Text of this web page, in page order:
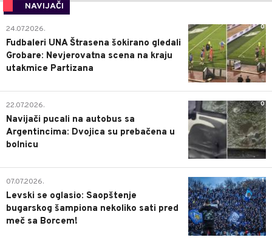
NAVIJAČI
0
24.07.2026.
Fudbaleri UNA Štrasena šokirano gledali
Grobare: Nevjerovatna scena na kraju
utakmice Partizana
0
22.07.2026.
Navijači pucali na autobus sa
Argentincima: Dvojica su prebačena u
bolnicu
1
07.07.2026.
Levski se oglasio: Saopštenje
bugarskog šampiona nekoliko sati pred
meč sa Borcem!